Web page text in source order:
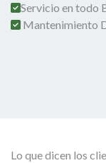
Servicio en todo
Mantenimiento
Lo que dicen los